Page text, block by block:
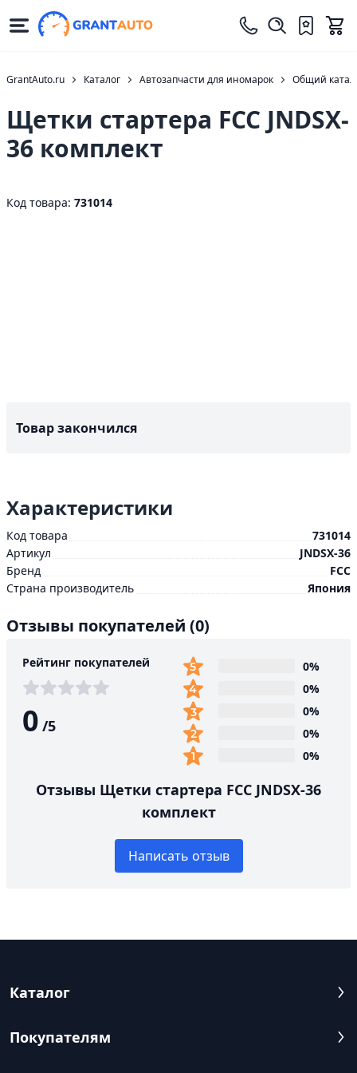
GrantAuto.ru Каталог Автозапчасти для иномарок Общий
Щетки стартера FCC JNDSX-
36 комплект
Код товара: 731014
Товар закончился
Характеристики
Код товара
731014
Артикул
JNDSX-36
Бренд
FCC
Страна производитель
Япония
Отзывы покупателей (0)
Рейтинг покупателей
0 /5
0%
0%
0%
0%
0%
Отзывы Щетки стартера FCC JNDSX-36
комплект
Написать отзыв
Каталог
Покупателям